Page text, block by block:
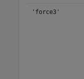
'force3'